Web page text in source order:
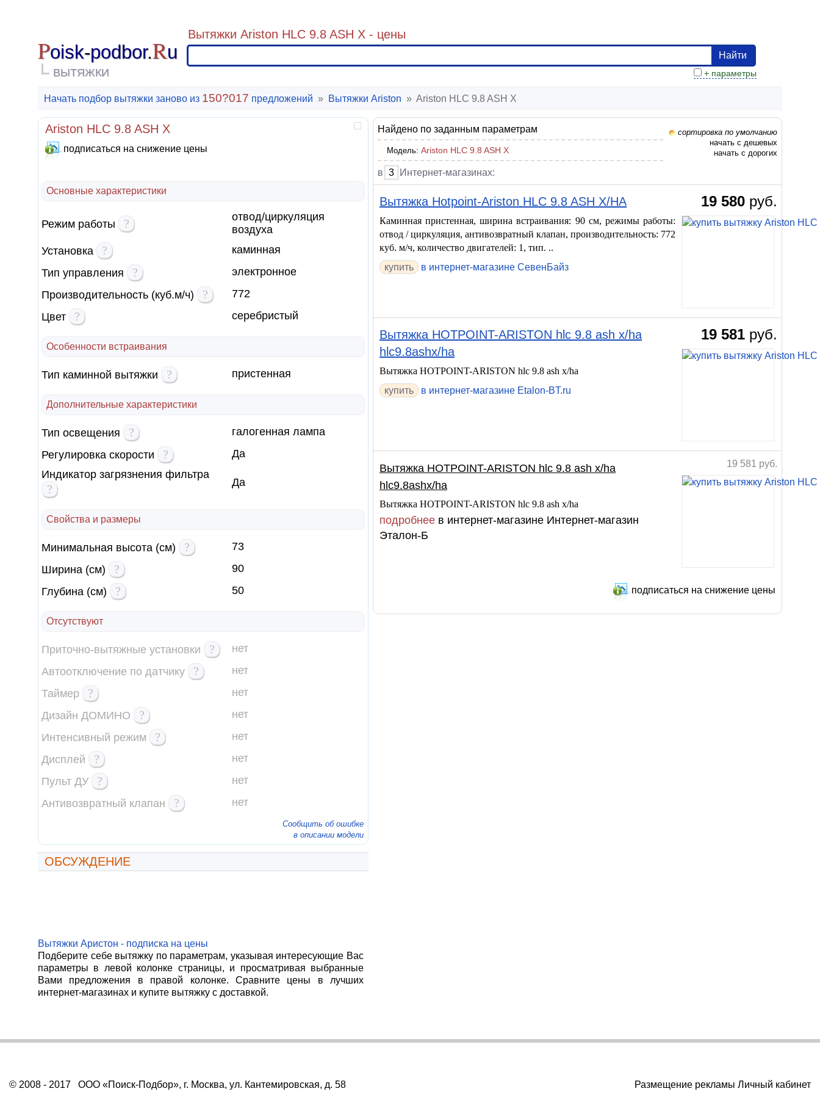
Poisk-podbor.Ru
ВЫТЯЖКИ
Вытяжки Ariston HLC 9.8 ASH X - цены
+ параметры
Найти
Начать подбор вытяжки заново из 150?017 предложений » Вытяжки Ariston » Ariston HLC 9.8 ASH X
Ariston HLC 9.8 ASH X
подписаться на снижение цены
Основные характеристики
Режим работы ?
отвод/циркуляция
воздуха
Установка
?
каминная
Тип управления
?
электронное
Производительность (куб.м/ч)
?
772
Цвет
? серебристый
Особенности встраивания
Тип каминной вытяжки ? пристенная
Дополнительные характеристики
Тип освещения ?
галогенная лампа
Регулировка скорости
?
Да
Индикатор загрязнения фильтра
? Да
Свойства и размеры
Минимальная высота (см) ?
73
Ширина (см)
?
90
Глубина (см)
? 50
Отсутствуют
Приточно-вытяжные установки ?
нет
Автоотключение по датчику
?
нет
Таймер
?
нет
Дизайн ДОМИНО
?
нет
Интенсивный режим
?
нет
Дисплей
?
нет
Пульт ДУ
?
нет
Антивозвратный клапан
? нет
Сообщить об ошибке
в описании модели
ОБСУЖДЕНИЕ
сортировка по умолчанию
начать с дешевых
начать с дорогих
Найдено по заданным параметрам
Модель: Ariston HLC 9.8 ASH X
в 3 Интернет-магазинах:
19 580 руб.
Вытяжка Hotpoint-Ariston HLC 9.8 ASH X/HA
Каминная пристенная, ширина встраивания: 90 см, режимы работы:
отвод / циркуляция, антивозвратный клапан, производительность: 772
куб. м/ч, количество двигателей: 1, тип. ..
купить
в интернет-магазине СевенБайз
19 581 руб.
Вытяжка HOTPOINT-ARISTON hlc 9.8 ash x/ha
hlc9.8ashx/ha
Вытяжка HOTPOINT-ARISTON hlc 9.8 ash x/ha
купить
в интернет-магазине Etalon-BT.ru
19 581 руб.
Вытяжка HOTPOINT-ARISTON hlc 9.8 ash x/ha
hlc9.8ashx/ha
Вытяжка HOTPOINT-ARISTON hlc 9.8 ash x/ha
подробнее в интернет-магазине Интернет-магазин
Эталон-Б
подписаться на снижение цены
Вытяжки Аристон - подписка на цены
Подберите себе вытяжку по параметрам, указывая интересующие Вас
параметры в левой колонке страницы, и просматривая выбранные
Вами предложения в правой колонке. Сравните цены в лучших
интернет-магазинах и купите вытяжку с доставкой.
© 2008 - 2017 ООО «Поиск-Подбор», г. Москва, ул. Кантемировская, д. 58 Размещение рекламы Личный кабинет